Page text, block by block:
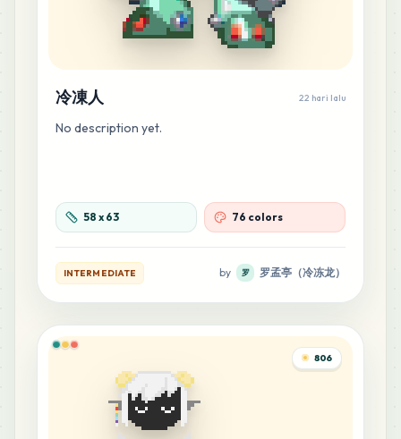
冷凍人 22 hari lalu
No description yet.
58 x 63 76 colors
INTERMEDIATE by 罗 罗孟亭（冷冻龙）
806